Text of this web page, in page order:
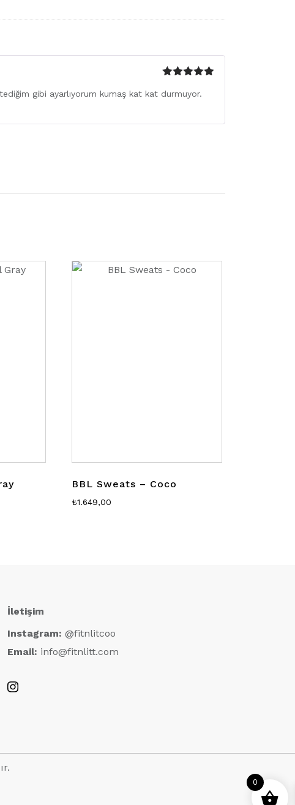
5oy aldı
gibi ayarlıyorum kumaş kat kat durmuyor.
BBL Sweats – Coco
₺1.649,00
İletişim
Instagram: @fitnlitcoo
Email: info@fitnlitt.com
0